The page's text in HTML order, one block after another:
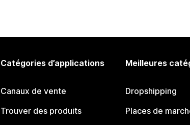
Catégories d’applications
Canaux de vente
Trouver des produits
Meilleures
Dropshipping
Places de